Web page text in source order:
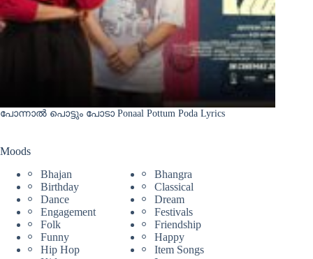
പോന്നാൽ പൊട്ടും പോടാ Ponaal Pottum Poda Lyrics
Moods
Bhajan
Bhangra
Birthday
Classical
Dance
Dream
Engagement
Festivals
Folk
Friendship
Funny
Happy
Hip Hop
Item Songs